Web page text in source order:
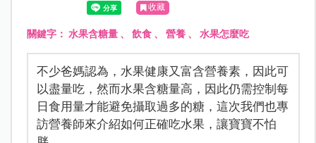
收藏
關鍵字： 水果含糖量、 飲食、 營養、 水果怎麼吃
不少爸媽認為，水果健康又富含營養素，因此可
以盡量吃，然而水果含糖量高，因此仍需控制每
日食用量才能避免攝取過多的糖，這次我們也專
訪營養師來介紹如何正確吃水果，讓寶寶不怕